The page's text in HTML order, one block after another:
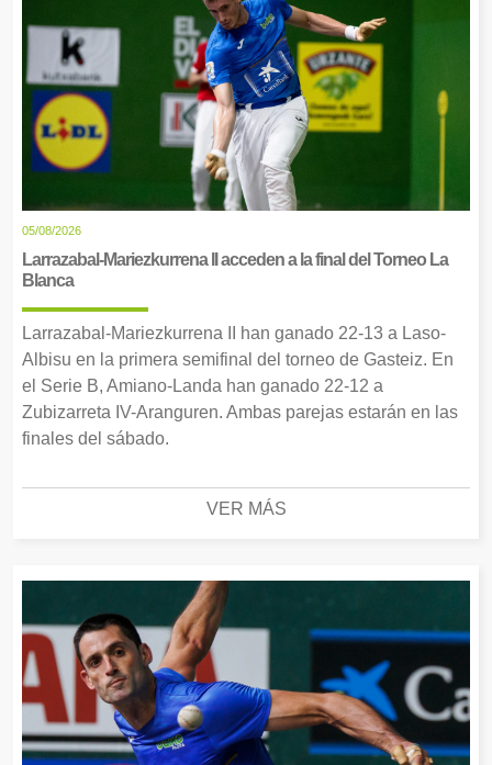
05/08/2026
Larrazabal-Mariezkurrena II acceden a la final del Torneo La
Blanca
Larrazabal-Mariezkurrena II han ganado 22-13 a Laso-
Albisu en la primera semifinal del torneo de Gasteiz. En
el Serie B, Amiano-Landa han ganado 22-12 a
Zubizarreta IV-Aranguren. Ambas parejas estarán en las
finales del sábado.
VER MÁS